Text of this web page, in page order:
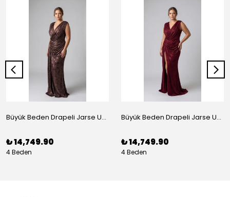
Büyük Beden Drapeli Jarse Uzun Abiye Elbise Bakır
₺ 14,749.90
4 Beden
Büyük Beden Drapeli Jarse Uzun Abiye Elbise Bordo
₺ 14,749.90
4 Beden